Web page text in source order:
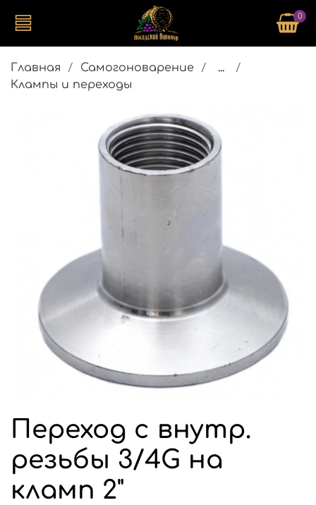
0
Главная Самогоноварение
...
Клампы и переходы
Переход с внутр.
резьбы 3/4G на
кламп 2"